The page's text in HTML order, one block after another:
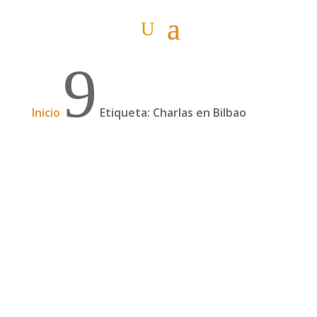
Inicio 9 Etiqueta: Charlas en Bilbao